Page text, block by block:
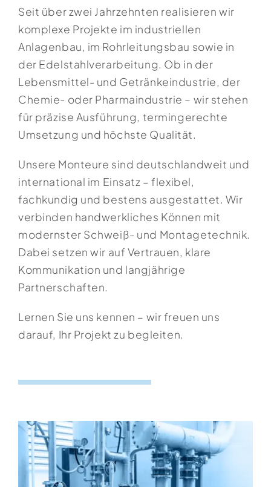
Seit über zwei Jahrzehnten realisieren wir
komplexe Projekte im industriellen
Anlagenbau, im Rohrleitungsbau sowie in
der Edelstahlverarbeitung. Ob in der
Lebensmittel- und Getränkeindustrie, der
Chemie- oder Pharmaindustrie – wir stehen
für präzise Ausführung, termingerechte
Umsetzung und höchste Qualität.
Unsere Monteure sind deutschlandweit und
international im Einsatz – flexibel,
fachkundig und bestens ausgestattet. Wir
verbinden handwerkliches Können mit
modernster Schweiß- und Montagetechnik.
Dabei setzen wir auf Vertrauen, klare
Kommunikation und langjährige
Partnerschaften.
Lernen Sie uns kennen – wir freuen uns
darauf, Ihr Projekt zu begleiten.